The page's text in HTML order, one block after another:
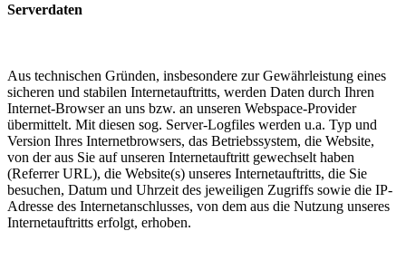
Serverdaten
Aus technischen Gründen, insbesondere zur Gewährleistung eines
sicheren und stabilen Internetauftritts, werden Daten durch Ihren
Internet-Browser an uns bzw. an unseren Webspace-Provider
übermittelt. Mit diesen sog. Server-Logfiles werden u.a. Typ und
Version Ihres Internetbrowsers, das Betriebssystem, die Website,
von der aus Sie auf unseren Internetauftritt gewechselt haben
(Referrer URL), die Website(s) unseres Internetauftritts, die Sie
besuchen, Datum und Uhrzeit des jeweiligen Zugriffs sowie die IP-
Adresse des Internetanschlusses, von dem aus die Nutzung unseres
Internetauftritts erfolgt, erhoben.